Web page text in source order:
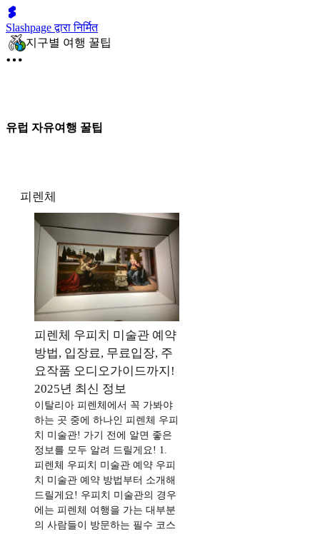
Slashpage द्वारा निर्मित
지구별 여행 꿀팁
유럽 자유여행 꿀팁
피렌체
피렌체 우피치 미술관 예약
방법, 입장료, 무료입장, 주
요작품 오디오가이드까지!
2025년 최신 정보
이탈리아 피렌체에서 꼭 가봐야
하는 곳 중에 하나인 피렌체 우피
치 미술관! 가기 전에 알면 좋은
정보를 모두 알려 드릴게요! 1.
피렌체 우피치 미술관 예약 우피
치 미술관 예약 방법부터 소개해
드릴게요! 우피치 미술관의 경우
에는 피렌체 여행을 가는 대부분
의 사람들이 방문하는 필수 코스